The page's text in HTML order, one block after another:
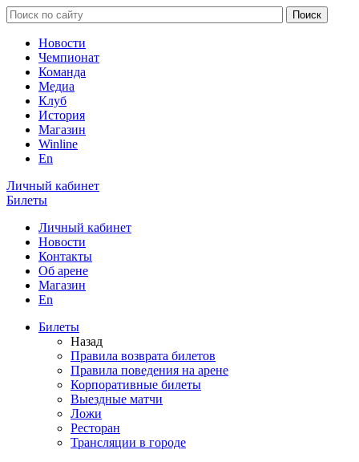
Новости
Чемпионат
Команда
Медиа
Клуб
История
Магазин
Winline
En
Личный кабинет
Билеты
Личный кабинет
Новости
Контакты
Об арене
Магазин
En
Билеты
Назад
Правила возврата билетов
Правила поведения на арене
Корпоративные билеты
Выездные матчи
Ложи
Ресторан
Трансляции в городе